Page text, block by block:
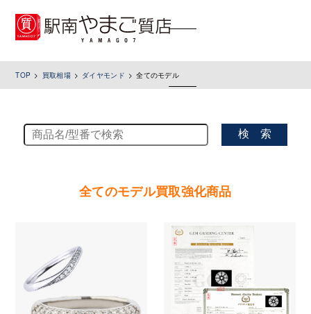
toggle
TOP 買取相場 ダイヤモンド 全てのモデル
検 索
全てのモデル買取強化商品